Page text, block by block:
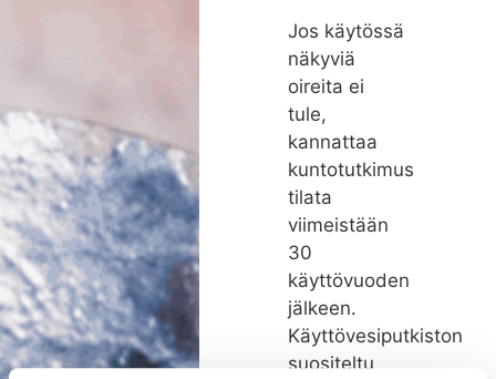
Jos käytössä
näkyviä
oireita ei
tule,
kannattaa
kuntotutkimus
tilata
viimeistään
30
käyttövuoden
jälkeen.
Käyttövesiputkiston
suositeltu